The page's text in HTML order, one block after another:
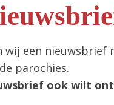
wij een nieuwsbrief
parochies.
ook wilt